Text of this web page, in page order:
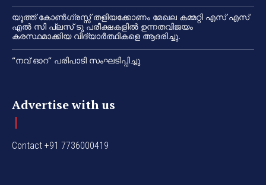
യൂത്ത് കോൺഗ്രസ്സ് തളിയക്കോണം മേഖല കമ്മറ്റി എസ് എസ്
എൽ സി പ്ലസ് ടു പരീക്ഷകളിൽ ഉന്നതവിജയം
കരസ്ഥമാക്കിയ വിദ്യാർത്ഥികളെ ആദരിച്ചു.
“നവ് ഓറ” പരിപാടി സംഘടിപ്പിച്ചു
Advertise with us
Contact +91 7736000419